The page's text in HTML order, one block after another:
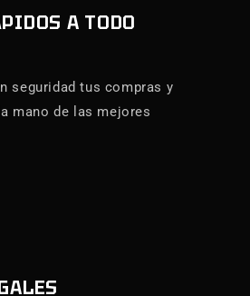
A TODO
seguridad tus compras y
mano de las mejores